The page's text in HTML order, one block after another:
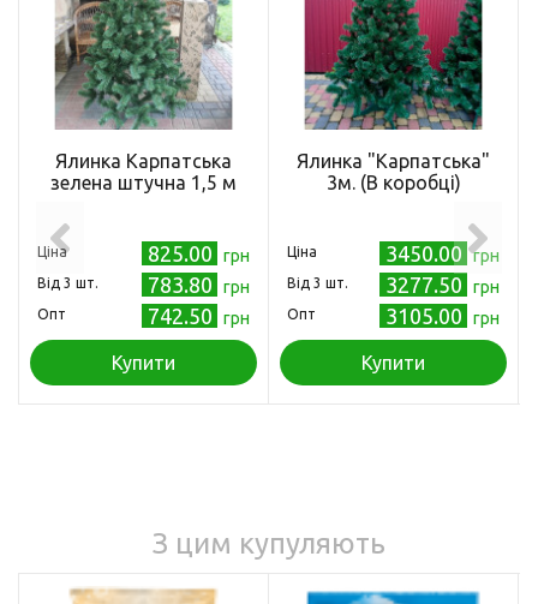
Ялинка Карпатська
зелена штучна 1,5 м
Ціна 825.00 грн
Від 3 шт. 783.80 грн
Опт 742.50 грн
Купити
Ялинка "Карпатська"
3м. (В коробці)
Ціна 3450.00 грн
Від 3 шт. 3277.50 грн
Опт 3105.00 грн
Купити
З цим купуляють